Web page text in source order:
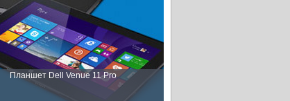
Планшет Dell Venue 11 Pro